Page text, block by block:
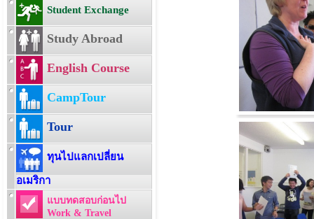
Student Exchange
Study Abroad
English Course
CampTour
Tour
ทุนไปแลกเปลี่ยน
อเมริกา
แบบทดสอบก่อนไป
Work & Travel